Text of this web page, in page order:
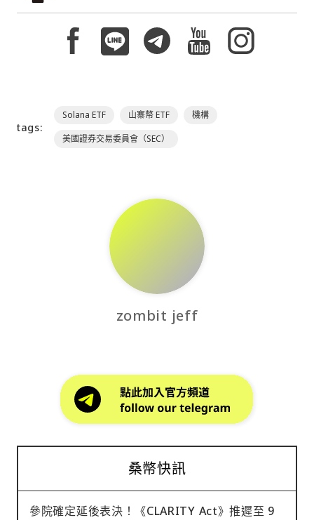
tags:
Solana ETF 山寨幣 ETF
機構
美國證券交易委員會（SEC）
zombit jeff
桑幣快訊
參院確定延後表決！《CLARITY Act》推遲至 9